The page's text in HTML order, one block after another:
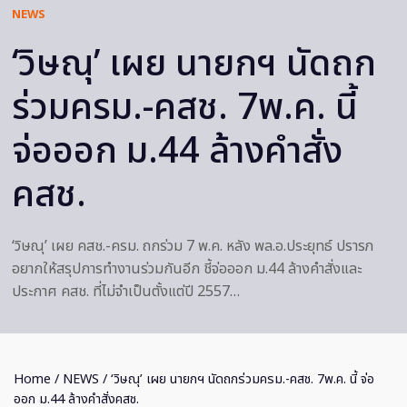
NEWS
‘วิษณุ’ เผย นายกฯ นัดถก
ร่วมครม.-คสช. 7พ.ค. นี้
จ่อออก ม.44 ล้างคำสั่ง
คสช.
‘วิษณุ’ เผย คสช.-ครม. ถกร่วม 7 พ.ค. หลัง พล.อ.ประยุทธ์ ปรารภ
อยากให้สรุปการทำงานร่วมกันอีก ชี้จ่อออก ม.44 ล้างคำสั่งและ
ประกาศ คสช. ที่ไม่จำเป็นตั้งแต่ปี 2557…
Home / NEWS / ‘วิษณุ’ เผย นายกฯ นัดถกร่วมครม.-คสช. 7พ.ค. นี้ จ่อ
ออก ม.44 ล้างคำสั่งคสช.